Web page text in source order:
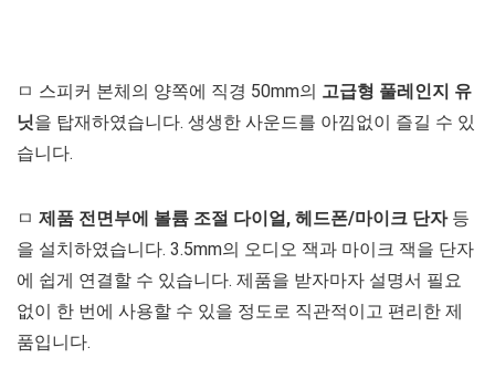
ㅁ 스피커 본체의 양쪽에 직경 50mm의 고급형 풀레인지 유
닛을 탑재하였습니다. 생생한 사운드를 아낌없이 즐길 수 있
습니다.
ㅁ 제품 전면부에 볼륨 조절 다이얼, 헤드폰/마이크 단자등
을 설치하였습니다. 3.5mm의 오디오 잭과 마이크 잭을 단자
에 쉽게 연결할 수 있습니다. 제품을 받자마자 설명서 필요
없이 한 번에 사용할 수 있을 정도로 직관적이고 편리한 제
품입니다.